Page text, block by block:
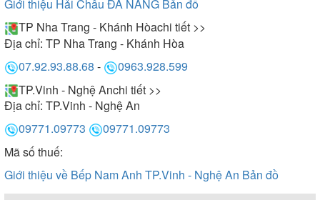
Giới thiệu Hải Châu ĐÀ NẴNG Bản đồ
TP Nha Trang - Khánh Hòachi tiết >>
Địa chỉ: TP Nha Trang - Khánh Hòa
07.92.93.88.68 -
0963.928.599
TP.Vinh - Nghệ Anchi tiết >>
Địa chỉ: TP.Vinh - Nghệ An
09771.09773
09771.09773
Mã số thuế:
Giới thiệu về Bếp Nam Anh TP.Vinh - Nghệ An Bản đồ